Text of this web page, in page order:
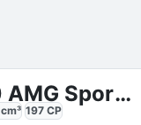
Mercedes-Benz E 300 AMG Sport Advanced
cm³ 197 CP